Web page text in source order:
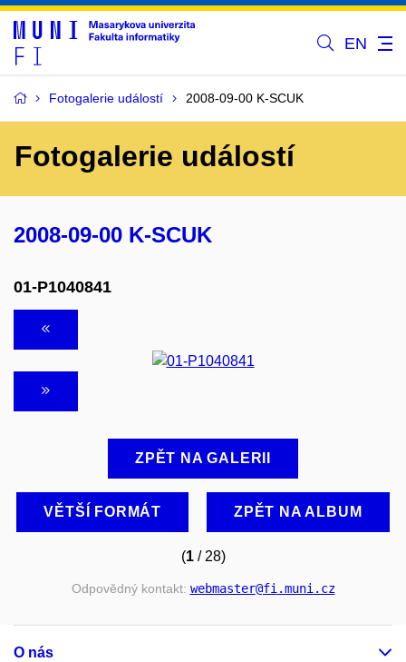
EN
Fotogalerie událostí 2008-09-00 K-SCUK
Fotogalerie událostí
2008-09-00 K-SCUK
01-P1040841
ZPĚT NA GALERII
VĚTŠÍ FORMÁT ZPĚT NA ALBUM
(1/ 28)
Odpovědný kontakt: webmaster@fi.muni.cz
O nás